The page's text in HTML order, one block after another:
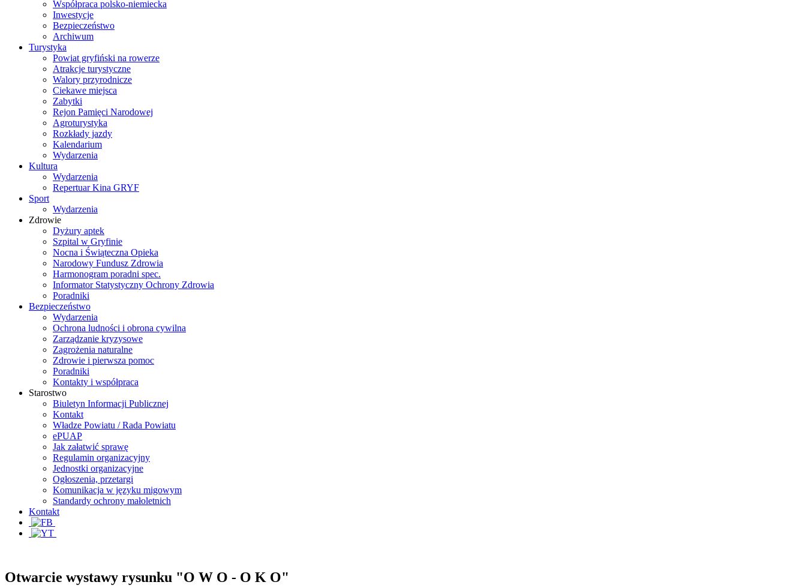
Współpraca polsko-niemiecka
Inwestycje
Bezpieczeństwo
Archiwum
Turystyka
Powiat gryfiński na rowerze
Atrakcje turystyczne
Walory przyrodnicze
Ciekawe miejsca
Zabytki
Rejon Pamięci Narodowej
Agroturystyka
Rozkłady jazdy
Kalendarium
Wydarzenia
Kultura
Wydarzenia
Repertuar Kina GRYF
Sport
Wydarzenia
Zdrowie
Dyżury aptek
Szpital w Gryfinie
Nocna i Świąteczna Opieka
Narodowy Fundusz Zdrowia
Harmonogram poradni spec.
Informator Statystyczny Ochrony Zdrowia
Poradniki
Bezpieczeństwo
Wydarzenia
Ochrona ludności i obrona cywilna
Zarządzanie kryzysowe
Zagrożenia naturalne
Zdrowie i pierwsza pomoc
Poradniki
Kontakty i współpraca
Starostwo
Biuletyn Informacji Publicznej
Kontakt
Władze Powiatu / Rada Powiatu
ePUAP
Jak załatwić sprawę
Regulamin organizacyjny
Jednostki organizacyjne
Ogłoszenia, przetargi
Komunikacja w języku migowym
Standardy ochrony małoletnich
Kontakt
Otwarcie wystawy rysunku "O W O - O K O"